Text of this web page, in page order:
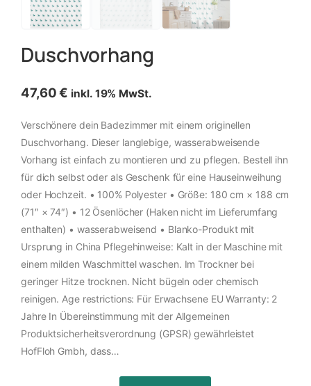
Duschvorhang
47,60€ inkl. 19% MwSt.
Verschönere dein Badezimmer mit einem originellen
Duschvorhang. Dieser langlebige, wasserabweisende
Vorhang ist einfach zu montieren und zu pflegen. Bestell ihn
für dich selbst oder als Geschenk für eine Hauseinweihung
oder Hochzeit. • 100% Polyester • Größe: 180 cm × 188 cm
(71″ × 74″) • 12 Ösenlöcher (Haken nicht im Lieferumfang
enthalten) • wasserabweisend • Blanko-Produkt mit
Ursprung in China Pflegehinweise: Kalt in der Maschine mit
einem milden Waschmittel waschen. Im Trockner bei
geringer Hitze trocknen. Nicht bügeln oder chemisch
reinigen. Age restrictions: Für Erwachsene EU Warranty: 2
Jahre In Übereinstimmung mit der Allgemeinen
Produktsicherheitsverordnung (GPSR) gewährleistet
HofFloh Gmbh, dass…